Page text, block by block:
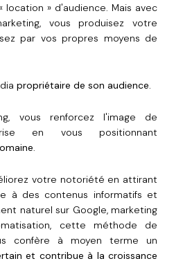
location » d'audience. Mais avec
vous produisez votre
par vos propres moyens de
propriétaire de son audience.
vous renforcez l'image de
en vous positionnant
.
votre notoriété en attirant
à des contenus informatifs et
naturel sur Google, marketing
cette méthode de
confère à moyen terme un
et contribue à la croissance